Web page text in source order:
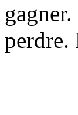
perdre.